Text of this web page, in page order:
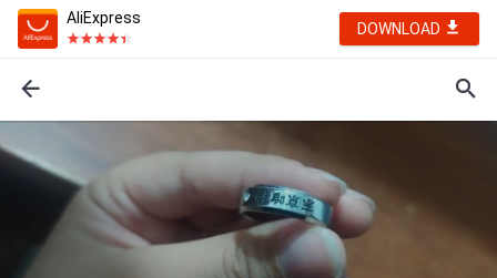
AliExpress
DOWNLOAD